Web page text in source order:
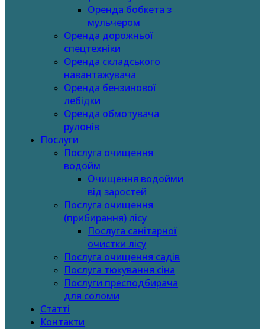
Оренда бобкета з
мульчером
Оренда дорожньої
спецтехніки
Оренда складського
навантажувача
Оренда бензинової
лебідки
Оренда обмотувача
рулонів
Послуги
Послуга очищення
водойм
Очищення водойми
від заростей
Послуга очищення
(прибирання) лісу
Послуга санітарної
очистки лісу
Послуга очищення садів
Послуга тюкування сіна
Послуги пресподбирача
для соломи
Статті
Контакти